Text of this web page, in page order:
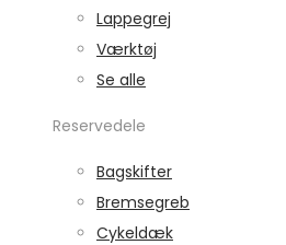
Lappegrej
Værktøj
Se alle
Reservedele
Bagskifter
Bremsegreb
Cykeldæk